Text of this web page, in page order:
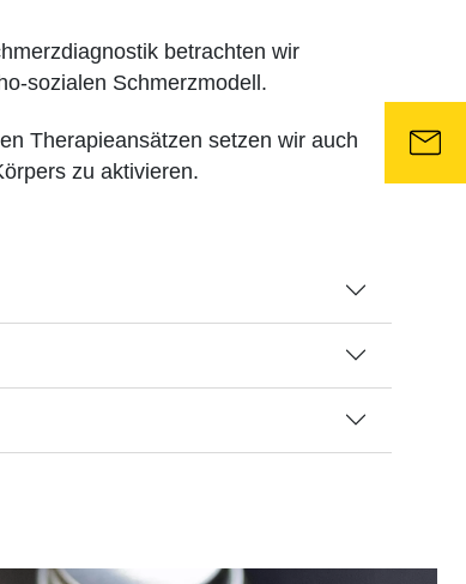
betrachten wir
sozialen Schmerzmodell.
Therapieansätzen setzen wir auch
zu aktivieren.